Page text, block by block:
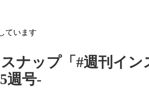
ています
ナップ「#週刊イン
週号-